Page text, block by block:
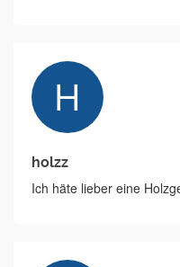
holzz
Ich häte lieber eine